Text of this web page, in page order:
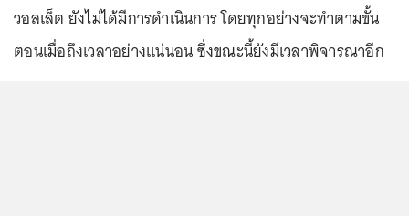
วอลเล็ต ยังไม่ได้มีการดำเนินการ โดยทุกอย่างจะทำตามขั้น
ตอนเมื่อถึงเวลาอย่างแน่นอน ซึ่งขณะนี้ยังมีเวลาพิจารณาอีก